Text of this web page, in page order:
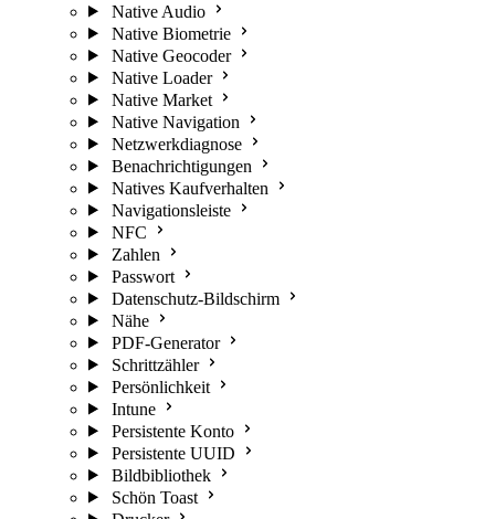
Native Audio
Native Biometrie
Native Geocoder
Native Loader
Native Market
Native Navigation
Netzwerkdiagnose
Benachrichtigungen
Natives Kaufverhalten
Navigationsleiste
NFC
Zahlen
Passwort
Datenschutz-Bildschirm
Nähe
PDF-Generator
Schrittzähler
Persönlichkeit
Intune
Persistente Konto
Persistente UUID
Bildbibliothek
Schön Toast